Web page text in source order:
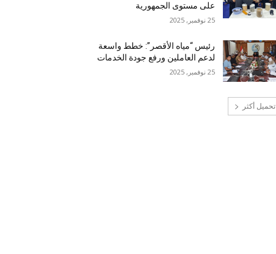
على مستوى الجمهورية
25 نوفمبر, 2025
رئيس “مياه الأقصر”: خطط واسعة
لدعم العاملين ورفع جودة الخدمات
25 نوفمبر, 2025
تحميل أكثر